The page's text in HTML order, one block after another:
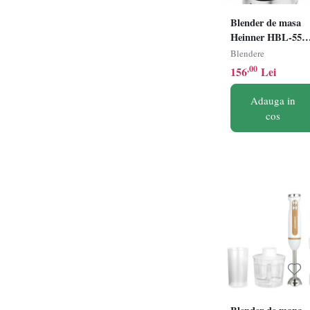
Blender de masa
Heinner HBL-
Putere 550W,
Capacitate bol
1.5L, 2 viteze +
functie Pulse,
Negru/Argintiu
Blendere
156,00 Lei
Adauga in
cos